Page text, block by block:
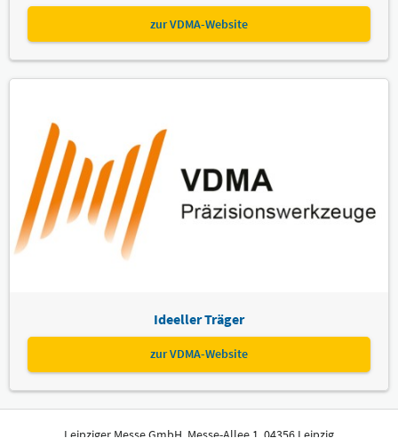
zur VDMA-Website
Ideeller Träger
zur VDMA-Website
Leipziger Messe GmbH, Messe-Allee 1, 04356 Leipzig